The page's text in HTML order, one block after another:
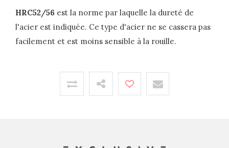
HRC52/56 est la norme par laquelle la dureté de
l'acier est indiquée. Ce type d'acier ne se cassera pas
facilement et est moins sensible à la rouille.